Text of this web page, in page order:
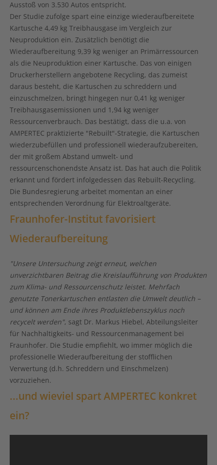
Ausstoß von 3.530 Autos entspricht.
Der Studie zufolge spart eine einzige wiederaufbereitete
Kartusche 4,49 kg Treibhausgase im Vergleich zur
Neuproduktion ein. Zusätzlich benötigt die
Wiederaufbereitung 9,39 kg weniger an Primärressourcen
als die Neuproduktion einer Kartusche. Das von einigen
Druckerherstellern angebotene Recycling, das zumeist
daraus besteht, die Kartuschen zu schreddern und
einzuschmelzen, bringt hingegen nur 0,41 kg weniger
Treibhausgasemissionen und 1,94 kg weniger
Ressourcenverbrauch. Das bestätigt, dass die u.a. von
AMPERTEC praktizierte "Rebuilt"-Strategie, die Kartuschen
wiederzubefüllen und professionell wiederaufzubereiten,
der mit großem Abstand umwelt- und
ressourcenschonendste Ansatz ist. Das hat auch die Politik
erkannt und fördert infolgedessen das Rebuilt-Recycling.
Die Bundesregierung arbeitet momentan an einer
entsprechenden Verordnung für Elektroaltgeräte.
Fraunhofer-Institut favorisiert
Wiederaufbereitung
"Unsere Untersuchung zeigt erneut, welchen
unverzichtbaren Beitrag die Kreislaufführung von Produkten
zum Klima- und Ressourcenschutz leistet. Mehrfach
genutzte Tonerkartuschen entlasten die Umwelt deutlich –
und können am Ende ihres Produktlebenszyklus noch
recycelt werden", sagt Dr. Markus Hiebel, Abteilungsleiter
für Nachhaltigkeits- und Ressourcenmanagement bei
Fraunhofer. Die Studie empfiehlt, wo immer möglich die
professionelle Wiederaufbereitung der stofflichen
Verwertung (d.h. Schreddern und Einschmelzen)
vorzuziehen.
...und wieviel spart AMPERTEC konkret
ein?